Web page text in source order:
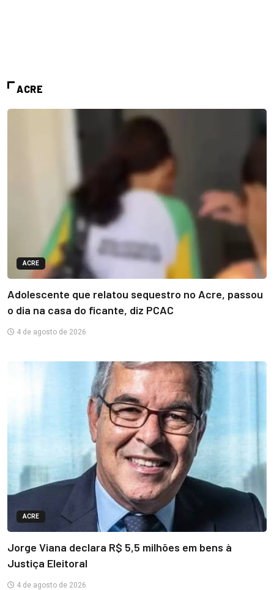
ACRE
ACRE
Adolescente que relatou sequestro no Acre, passou
o dia na casa do ficante, diz PCAC
4 de agosto de 2026
ACRE
Jorge Viana declara R$ 5,5 milhões em bens à
Justiça Eleitoral
4 de agosto de 2026